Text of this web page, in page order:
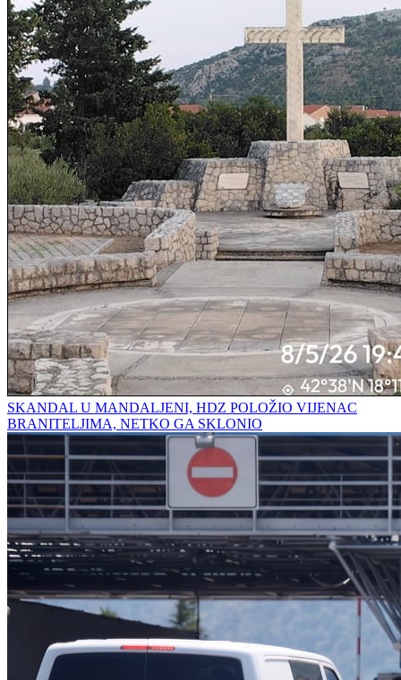
SKANDAL U MANDALJENI, HDZ POLOŽIO VIJENAC
BRANITELJIMA, NETKO GA SKLONIO